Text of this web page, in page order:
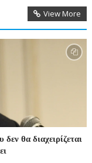
View More
θα διαχειρίζεται